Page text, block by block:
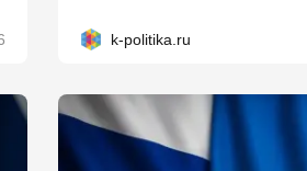
k-politika.ru